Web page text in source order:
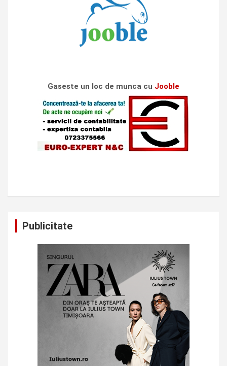
Gaseste un loc de munca cu Jooble
Publicitate